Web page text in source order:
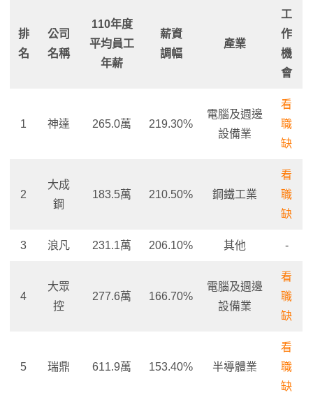
排
名
公司
名稱
110年度
平均員工
年薪
薪資
調幅
產業
工
作
機
會
1 神達 265.0萬 219.30%
電腦及週邊
設備業
看
職
缺
2
大成
鋼
183.5萬 210.50% 鋼鐵工業
看
職
缺
3 浪凡 231.1萬 206.10% 其他 -
4
大眾
控
277.6萬 166.70%
電腦及週邊
設備業
看
職
缺
5 瑞鼎 611.9萬 153.40% 半導體業
看
職
缺